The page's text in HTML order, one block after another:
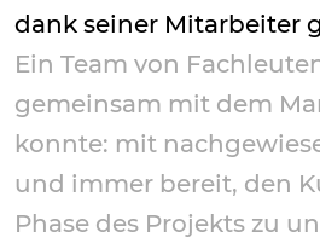
dank seiner Mitarbeiter
Ein Team von
gemeinsam mit dem
konnte: mit
und immer bereit, den
Phase des Projekts zu